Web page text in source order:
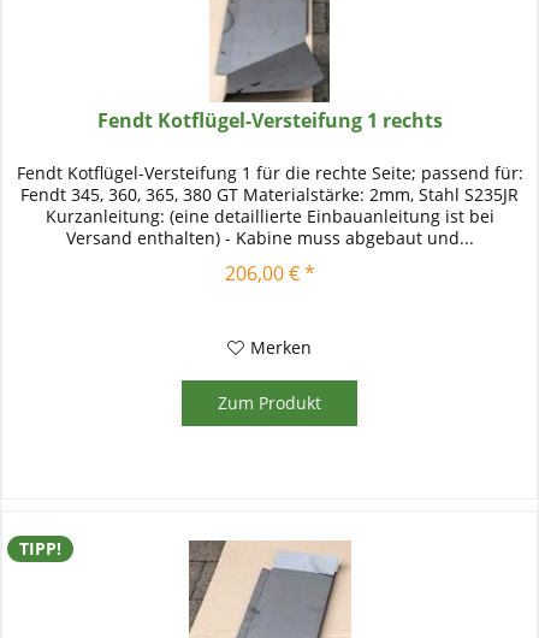
Fendt Kotflügel-Versteifung 1 rechts
Fendt Kotflügel-Versteifung 1 für die rechte Seite; passend für:
Fendt 345, 360, 365, 380 GT Materialstärke: 2mm, Stahl S235JR
Kurzanleitung: (eine detaillierte Einbauanleitung ist bei
Versand enthalten) - Kabine muss abgebaut und...
206,00 € *
Merken
Zum Produkt
TIPP!